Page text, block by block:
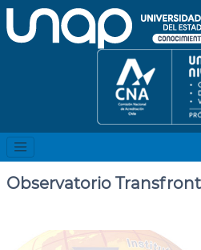
Observatorio